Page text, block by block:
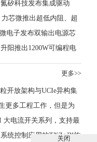
端测量场景
矽科技发布集成驱动
效再攀新高
芯微推出超低内阻、超
电子发布双输出电源芯
阳推出1200W可编程电
更多>>
开放架构与UCIe异构集
态智能化进程
更多工程工作，但是为
有更快？
大电流开关系列，支持最
统控制应用的TXZ+™族
关闭